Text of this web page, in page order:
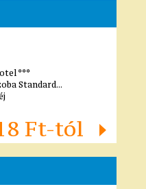
***
Standard...
Ft-tól